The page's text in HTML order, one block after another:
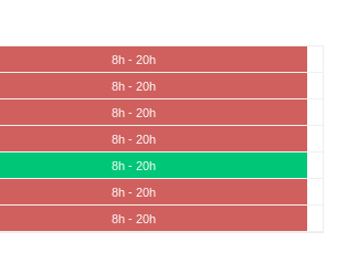
8h - 20h
8h - 20h
8h - 20h
8h - 20h
8h - 20h
8h - 20h
8h - 20h